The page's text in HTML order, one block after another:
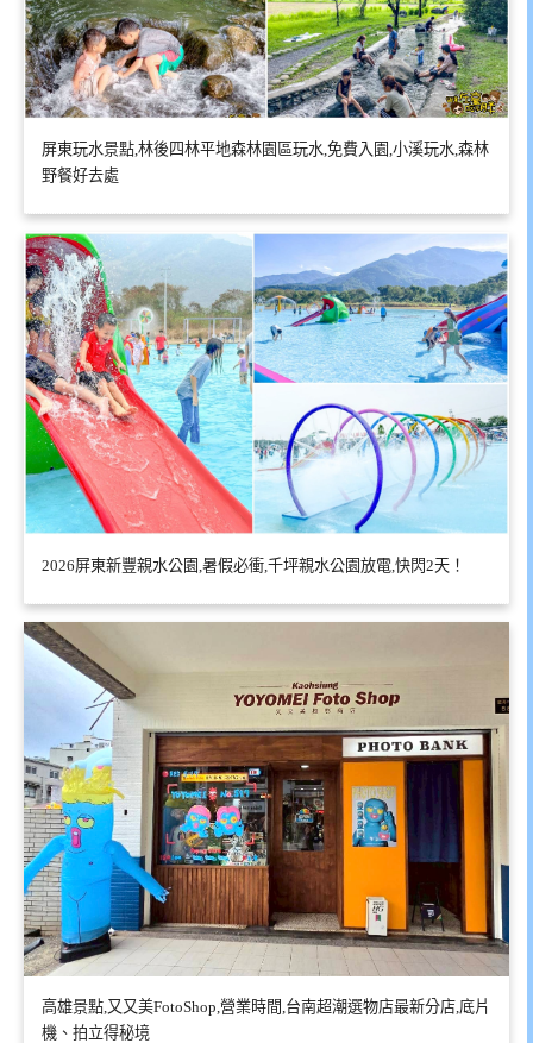
屏東玩水景點,林後四林平地森林園區玩水,免費入園,小溪玩水,森林
野餐好去處
2026屏東新豐親水公園,暑假必衝,千坪親水公園放電,快閃2天！
高雄景點,又又美FotoShop,營業時間,台南超潮選物店最新分店,底片
機、拍立得秘境